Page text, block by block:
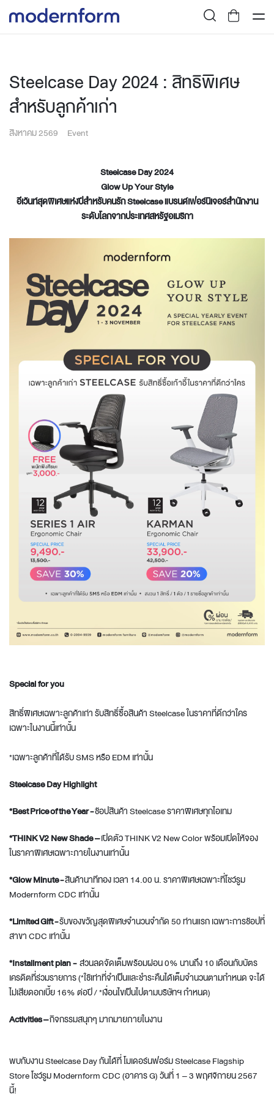
Steelcase Day 2024 : สิทธิพิเศษ
สำหรับลูกค้าเก่า
สิงหาคม 2569 Event
Steelcase Day 2024
Glow Up Your Style
อีเว้นท์สุดพิเศษแห่งปีสำหรับคนรักSteelcaseแบรนด์เฟอร์นิเจอร์สำนักงาน
ระดับโลกจากประเทศสหรัฐอเมริกา
Special for you
สิทธิ์พิเศษเฉพาะลูกค้าเก่า รับสิทธิ์ซื้อสินค้า Steelcase ในราคาที่ดีกว่าใคร
เฉพาะในงานนี้เท่านั้น
*เฉพาะลูกค้าที่ได้รับ SMS หรือ EDM เท่านั้น
Steelcase Day Highlight
*BestPriceoftheYear-ช้อปสินค้า Steelcase ราคาพิเศษทุกไอเทม
*THINK V2 New Shade –เปิดตัว THINK V2 New Color พร้อมเปิดให้จอง
ในราคาพิเศษเฉพาะภายในงานเท่านั้น
*Glow Minute-สินค้านาทีทอง เวลา 14.00 น. ราคาพิเศษเฉพาะที่โชว์รูม
Modernform CDC เท่านั้น
*LimitedGift-รับของขวัญสุดพิเศษจำนวนจำกัด 50 ท่านแรก เฉพาะการช้อปที่
สาขา CDC เท่านั้น
*Installment plan -ส่วนลดจัดเต็มพร้อมผ่อน 0% นานถึง 10 เดือนกับบัตร
เครดิตที่ร่วมรายการ (*ใช้เท่าที่จำเป็นเเละชำระคืนได้เต็มจำนวนตามกำหนด จะได้
ไม่เสียดอกเบี้ย 16% ต่อปี / *เงื่อนไขเป็นไปตามบริษัทฯ กำหนด)
Activities–กิจกรรมสนุกๆ มากมายภายในงาน
พบกับงาน Steelcase Day กันได้ที่ โมเดอร์นฟอร์ม Steelcase Flagship
Store โชว์รูม Modernform CDC (อาคาร G) วันที่ 1 – 3 พฤศจิกายน 2567
นี้!